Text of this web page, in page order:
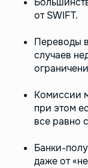
от SWIFT.
Переводы
случаев
Комиссии
при этом
все равно
Банки-
даже от